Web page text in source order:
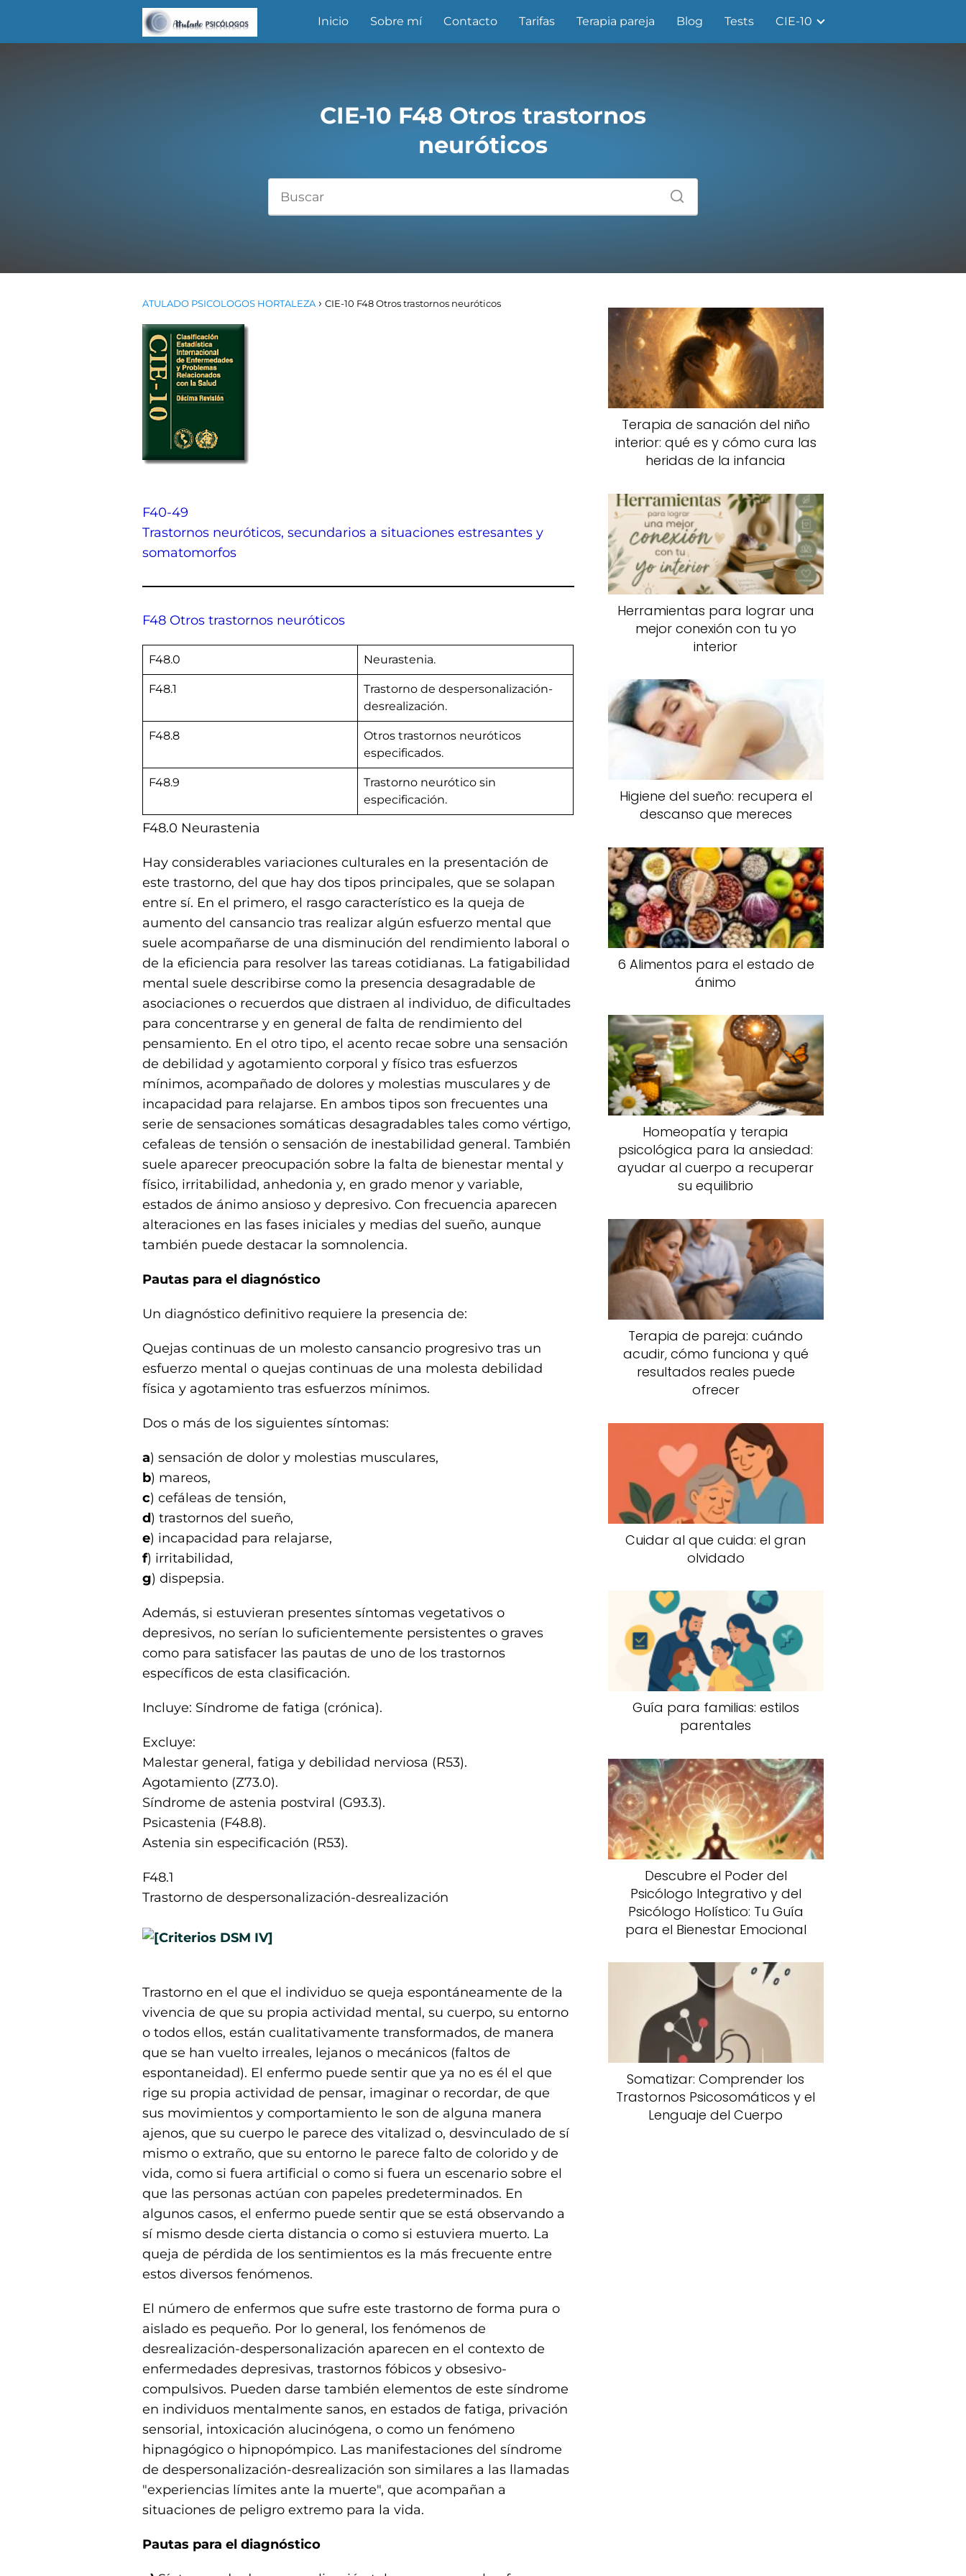
Inicio Sobre mí Contacto Tarifas Terapia pareja Blog Tests CIE-10
CIE-10 F48 Otros trastornos
neuróticos
ATULADO PSICOLOGOS HORTALEZA CIE-10 F48 Otros trastornos neuróticos
F40-49
Trastornos neuróticos, secundarios a situaciones estresantes y
somatomorfos
F48 Otros trastornos neuróticos
F48.0 Neurastenia.
F48.1
Trastorno de despersonalización-
desrealización.
F48.8
Otros trastornos neuróticos
especificados.
F48.9
Trastorno neurótico sin
especificación.
F48.0 Neurastenia
Hay considerables variaciones culturales en la presentación de
este trastorno, del que hay dos tipos principales, que se solapan
entre sí. En el primero, el rasgo característico es la queja de
aumento del cansancio tras realizar algún esfuerzo mental que
suele acompañarse de una disminución del rendimiento laboral o
de la eficiencia para resolver las tareas cotidianas. La fatigabilidad
mental suele describirse como la presencia desagradable de
asociaciones o recuerdos que distraen al individuo, de dificultades
para concentrarse y en general de falta de rendimiento del
pensamiento. En el otro tipo, el acento recae sobre una sensación
de debilidad y agotamiento corporal y físico tras esfuerzos
mínimos, acompañado de dolores y molestias musculares y de
incapacidad para relajarse. En ambos tipos son frecuentes una
serie de sensaciones somáticas desagradables tales como vértigo,
cefaleas de tensión o sensación de inestabilidad general. También
suele aparecer preocupación sobre la falta de bienestar mental y
físico, irritabilidad, anhedonia y, en grado menor y variable,
estados de ánimo ansioso y depresivo. Con frecuencia aparecen
alteraciones en las fases iniciales y medias del sueño, aunque
también puede destacar la somnolencia.
Pautas para el diagnóstico
Un diagnóstico definitivo requiere la presencia de:
Quejas continuas de un molesto cansancio progresivo tras un
esfuerzo mental o quejas continuas de una molesta debilidad
física y agotamiento tras esfuerzos mínimos.
Dos o más de los siguientes síntomas:
a) sensación de dolor y molestias musculares,
b) mareos,
c) cefáleas de tensión,
d) trastornos del sueño,
e) incapacidad para relajarse,
f) irritabilidad,
g) dispepsia.
Además, si estuvieran presentes síntomas vegetativos o
depresivos, no serían lo suficientemente persistentes o graves
como para satisfacer las pautas de uno de los trastornos
específicos de esta clasificación.
Incluye: Síndrome de fatiga (crónica).
Excluye:
Malestar general, fatiga y debilidad nerviosa (R53).
Agotamiento (Z73.0).
Síndrome de astenia postviral (G93.3).
Psicastenia (F48.8).
Astenia sin especificación (R53).
F48.1
Trastorno de despersonalización-desrealización
Trastorno en el que el individuo se queja espontáneamente de la
vivencia de que su propia actividad mental, su cuerpo, su entorno
o todos ellos, están cualitativamente transformados, de manera
que se han vuelto irreales, lejanos o mecánicos (faltos de
espontaneidad). El enfermo puede sentir que ya no es él el que
rige su propia actividad de pensar, imaginar o recordar, de que
sus movimientos y comportamiento le son de alguna manera
ajenos, que su cuerpo le parece des vitalizad o, desvinculado de sí
mismo o extraño, que su entorno le parece falto de colorido y de
vida, como si fuera artificial o como si fuera un escenario sobre el
que las personas actúan con papeles predeterminados. En
algunos casos, el enfermo puede sentir que se está observando a
sí mismo desde cierta distancia o como si estuviera muerto. La
queja de pérdida de los sentimientos es la más frecuente entre
estos diversos fenómenos.
El número de enfermos que sufre este trastorno de forma pura o
aislado es pequeño. Por lo general, los fenómenos de
desrealización-despersonalización aparecen en el contexto de
enfermedades depresivas, trastornos fóbicos y obsesivo-
compulsivos. Pueden darse también elementos de este síndrome
en individuos mentalmente sanos, en estados de fatiga, privación
sensorial, intoxicación alucinógena, o como un fenómeno
hipnagógico o hipnopómpico. Las manifestaciones del síndrome
de despersonalización-desrealización son similares a las llamadas
"experiencias límites ante la muerte", que acompañan a
situaciones de peligro extremo para la vida.
Pautas para el diagnóstico
Terapia de sanación del niño
interior: qué es y cómo cura las
heridas de la infancia
Herramientas para lograr una
mejor conexión con tu yo
interior
Higiene del sueño: recupera el
descanso que mereces
6 Alimentos para el estado de
ánimo
Homeopatía y terapia
psicológica para la ansiedad:
ayudar al cuerpo a recuperar
su equilibrio
Terapia de pareja: cuándo
acudir, cómo funciona y qué
resultados reales puede
ofrecer
Cuidar al que cuida: el gran
olvidado
Guía para familias: estilos
parentales
Descubre el Poder del
Psicólogo Integrativo y del
Psicólogo Holístico: Tu Guía
para el Bienestar Emocional
Somatizar: Comprender los
Trastornos Psicosomáticos y el
Lenguaje del Cuerpo